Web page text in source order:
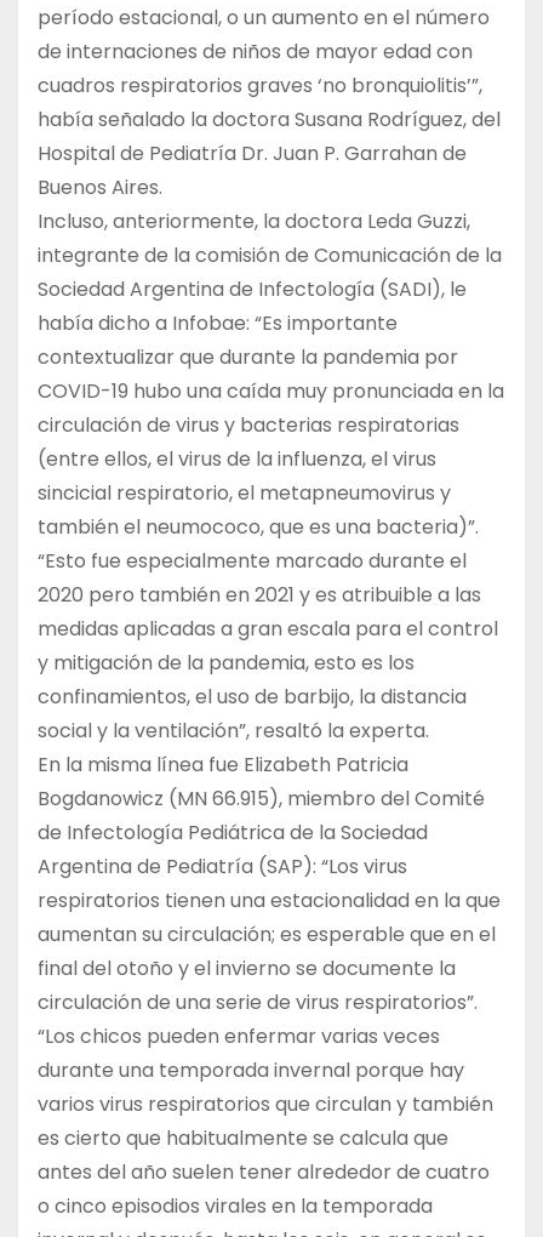
período estacional, o un aumento en el número
de internaciones de niños de mayor edad con
cuadros respiratorios graves ‘no bronquiolitis’”,
había señalado la doctora Susana Rodríguez, del
Hospital de Pediatría Dr. Juan P. Garrahan de
Buenos Aires.
Incluso, anteriormente, la doctora Leda Guzzi,
integrante de la comisión de Comunicación de la
Sociedad Argentina de Infectología (SADI), le
había dicho a Infobae: “Es importante
contextualizar que durante la pandemia por
COVID-19 hubo una caída muy pronunciada en la
circulación de virus y bacterias respiratorias
(entre ellos, el virus de la influenza, el virus
sincicial respiratorio, el metapneumovirus y
también el neumococo, que es una bacteria)”.
“Esto fue especialmente marcado durante el
2020 pero también en 2021 y es atribuible a las
medidas aplicadas a gran escala para el control
y mitigación de la pandemia, esto es los
confinamientos, el uso de barbijo, la distancia
social y la ventilación”, resaltó la experta.
En la misma línea fue Elizabeth Patricia
Bogdanowicz (MN 66.915), miembro del Comité
de Infectología Pediátrica de la Sociedad
Argentina de Pediatría (SAP): “Los virus
respiratorios tienen una estacionalidad en la que
aumentan su circulación; es esperable que en el
final del otoño y el invierno se documente la
circulación de una serie de virus respiratorios”.
“Los chicos pueden enfermar varias veces
durante una temporada invernal porque hay
varios virus respiratorios que circulan y también
es cierto que habitualmente se calcula que
antes del año suelen tener alrededor de cuatro
o cinco episodios virales en la temporada